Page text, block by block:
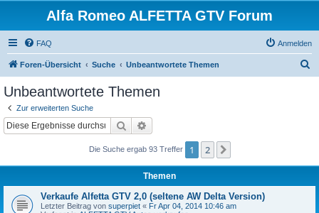
Alfa Romeo ALFETTA GTV Forum
FAQ Anmelden
Foren-Übersicht Suche Unbeantwortete Themen
Unbeantwortete Themen
Zur erweiterten Suche
Suche
Die Suche ergab 93 Treffer 1 2
Themen
Verkaufe Alfetta GTV 2,0 (seltene AW Delta Version)
Letzter Beitrag von superpiet « Fr Apr 04, 2014 10:46 am